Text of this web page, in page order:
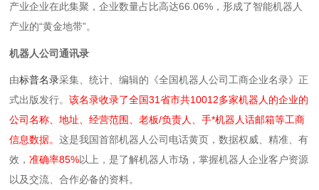
产业企业在此集聚，企业数量占比高达66.06%，形成了智能机器人
产业的“黄金地带”。
机器人公司通讯录
由标普名录采集、统计、编辑的《全国机器人公司工商企业名录》正
式出版发行。该名录收录了全国31省市共10012多家机器人的企业的
公司名称、地址、经营范围、老板/负责人、手*机器人话邮箱等工商
信息数据。这是我国首部机器人公司电话黄页，数据权威、精准、有
效，准确率85%以上，是了解机器人市场，掌握机器人企业客户资源
以及交流、合作必备的资料。